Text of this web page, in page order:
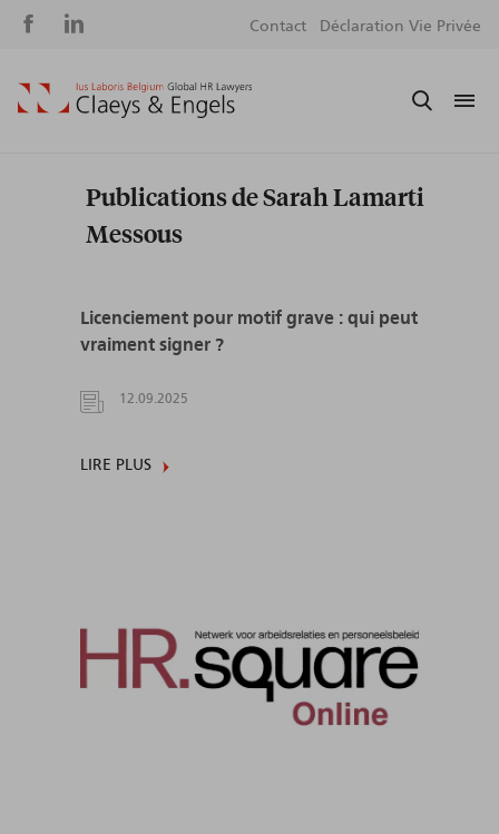
Social
Contact Déclaration Vie Privée
Publications de Sarah Lamarti
Messous
Licenciement pour motif grave : qui peut
vraiment signer ?
12.09.2025
LIRE PLUS